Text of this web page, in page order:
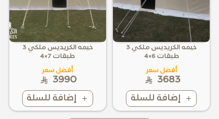
إضافة للسلة
خيمه الكريديس ملكي 3
طبقات 6×4
أفضل سعر
3683
إضافة للسلة
خيمه الكريديس ملكي 3
طبقات 7×4
أفضل سعر
3990